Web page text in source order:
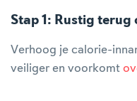
Stap 1: Rustig terug
Verhoog je calorie-
veiliger en voorkomt